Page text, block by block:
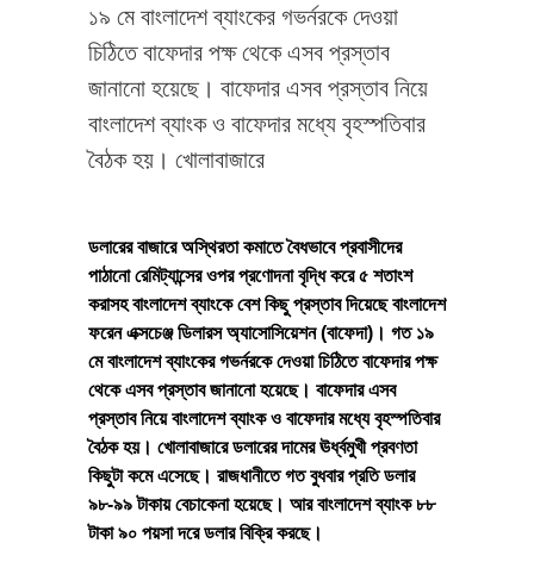
১৯ মে বাংলাদেশ ব্যাংকের গভর্নরকে দেওয়া
চিঠিতে বাফেদার পক্ষ থেকে এসব প্রস্তাব
জানানো হয়েছে। বাফেদার এসব প্রস্তাব নিয়ে
বাংলাদেশ ব্যাংক ও বাফেদার মধ্যে বৃহস্পতিবার
বৈঠক হয়। খোলাবাজারে
ডলারের বাজারে অস্থিরতা কমাতে বৈধভাবে প্রবাসীদের
পাঠানো রেমিট্যান্সের ওপর প্রণোদনা বৃদ্ধি করে ৫ শতাংশ
করাসহ বাংলাদেশ ব্যাংকে বেশ কিছু প্রস্তাব দিয়েছে বাংলাদেশ
ফরেন এক্সচেঞ্জ ডিলারস অ্যাসোসিয়েশন (বাফেদা)। গত ১৯
মে বাংলাদেশ ব্যাংকের গভর্নরকে দেওয়া চিঠিতে বাফেদার পক্ষ
থেকে এসব প্রস্তাব জানানো হয়েছে। বাফেদার এসব
প্রস্তাব নিয়ে বাংলাদেশ ব্যাংক ও বাফেদার মধ্যে বৃহস্পতিবার
বৈঠক হয়। খোলাবাজারে ডলারের দামের ঊর্ধ্বমুখী প্রবণতা
কিছুটা কমে এসেছে। রাজধানীতে গত বুধবার প্রতি ডলার
৯৮-৯৯ টাকায় বেচাকেনা হয়েছে। আর বাংলাদেশ ব্যাংক ৮৮
টাকা ৯০ পয়সা দরে ডলার বিক্রি করছে।